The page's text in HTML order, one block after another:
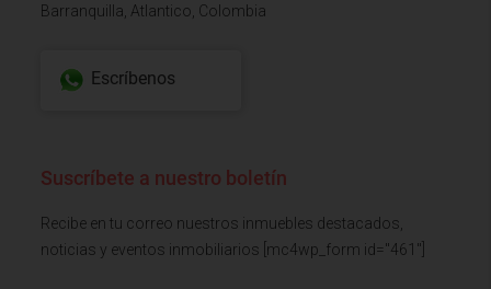
Barranquilla, Atlantico, Colombia
Escríbenos
Suscríbete a nuestro boletín
Recibe en tu correo nuestros inmuebles destacados,
noticias y eventos inmobiliarios [mc4wp_form id="461"]